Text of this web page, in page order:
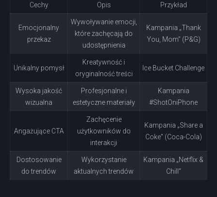
Cechy Opis Przykład
Emocjonalny
przekaz
Wywoływanie emocji,
które zachęcają do
udostępnienia
Kampania „Thank
You, Mom” (P&G)
Unikalny pomysł
Kreatywność i
oryginalność treści
Ice Bucket Challenge
Wysoka jakość
wizualna
Profesjonalne i
estetyczne materiały
Kampania
#ShotOniPhone
Angażujące CTA
Zachęcenie
użytkowników do
interakcji
Kampania „Share a
Coke” (Coca-Cola)
Dostosowanie
do trendów
Wykorzystanie
aktualnych trendów
Kampania „Netflix &
Chill”